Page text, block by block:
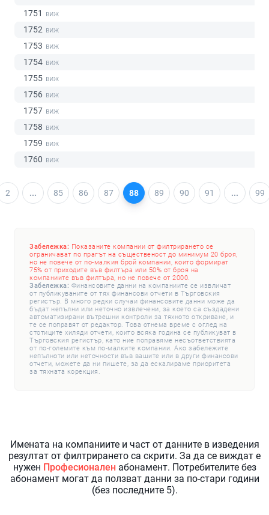
1751
1752
1753
1754
1755
1756
1757
1758
1759
1760
2 ... 85 86 87 88 89 90 91 ... 99
Забележка: Показаните компании от филтрирането се
ограничават по прагът на същественост до минимум 20 броя,
но не повече от по-малкия брой компании, които формират
75% от приходите във филтъра или 50% от броя на
компаниите във филтъра, но не повече от 2000.
Забележка: Финансовите данни на компаниите се извличат
от публикуваните от тях финансови отчети в Търговския
регистър. В много редки случаи финансовите данни може да
бъдат непълни или неточно извлечени, за което са създадени
автоматизирани вътрешни контроли за тяхното откриване, и
те се поправят от редактор. Това отнема време с оглед на
стотиците хиляди отчети, които всяка година се публикуват в
Търговския регистър, като ние поправяме несъответствията
от по-големите към по-малките компании. Ако забележите
непълноти или неточности във вашите или в други финансови
отчети, можете да ни пишете, за да ескалираме приоритета
за тяхната корекция.
Имената на компаниите и част от данните в изведения
резултат от филтрирането са скрити. За да се виждат е
нужен Професионаленабонамент. Потребителите без
абонамент могат да ползват данни за по-стари години
(без последните 5).